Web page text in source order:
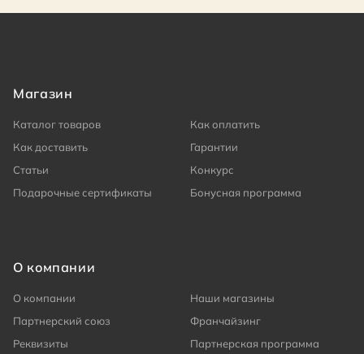
Магазин
Каталог товаров
Как оплатить
Как доставить
Гарантии
Статьи
Конкурс
Подарочные сертификаты
Бонусная программа
О компании
О компании
Наши магазины
Партнерский союз
Франчайзинг
Реквизиты
Партнерская программа